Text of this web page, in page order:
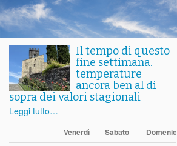
Il tempo di questo
fine settimana.
temperature
ancora ben al di
sopra dei valori stagionali
Leggi tutto…
Venerdì Sabato Domenica